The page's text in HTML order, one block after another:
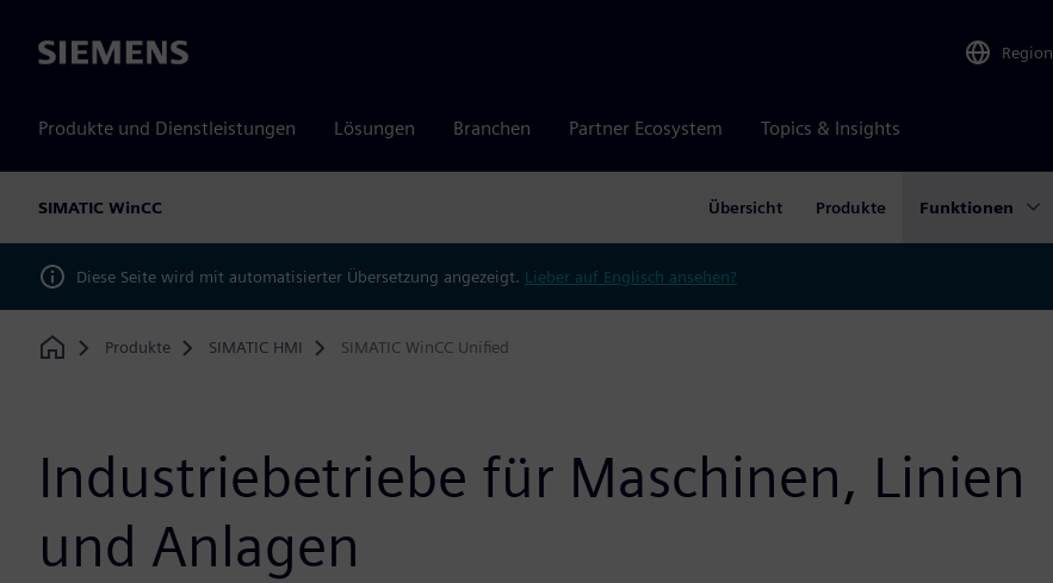
Siemens Region
Produkte und Dienstleistungen Lösungen Branchen Partner Ecosystem Topics & Insights
SIMATIC WinCC Übersicht Produkte Funktionen
Diese Seite wird mit automatisierter Übersetzung angezeigt. Lieber auf Englisch ansehen?
Home
Produkte SIMATIC HMI SIMATIC WinCC Unified
Industriebetriebe für Maschinen, Linien
und Anlagen